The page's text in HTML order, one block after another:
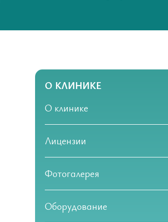
О КЛИНИКЕ
О клинике
Лицензии
Фотогалерея
Оборудование